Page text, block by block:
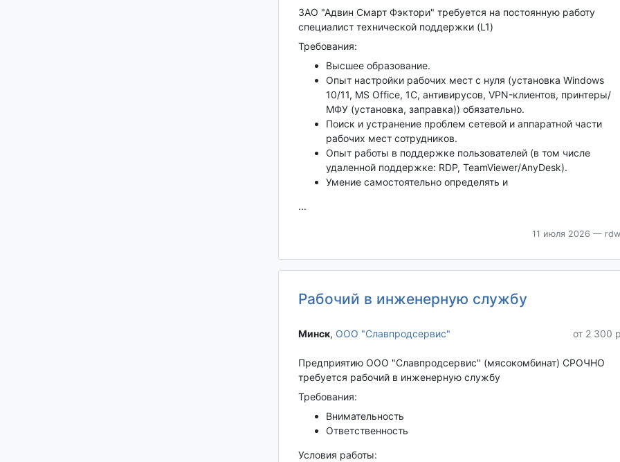
ЗАО "Адвин Смарт Фэктори" требуется на постоянную работу
специалист технической поддержки (L1)
Требования:
Высшее образование.
Опыт настройки рабочих мест с нуля (установка Windows
10/11, MS Office, 1С, антивирусов, VPN-клиентов, принтеры/
МФУ (установка, заправка)) обязательно.
Поиск и устранение проблем сетевой и аппаратной части
рабочих мест сотрудников.
Опыт работы в поддержке пользователей (в том числе
удаленной поддержке: RDP, TeamViewer/AnyDesk).
Умение самостоятельно определять и
...
11 июля 2026 —
Рабочий в инженерную службу
Минск‎, ООО "Славпродсервис" от 2 300
Предприятию ООО "Славпродсервис" (мясокомбинат) СРОЧНО
требуется рабочий в инженерную службу
Требования:
Внимательность
Ответственность
Условия работы: